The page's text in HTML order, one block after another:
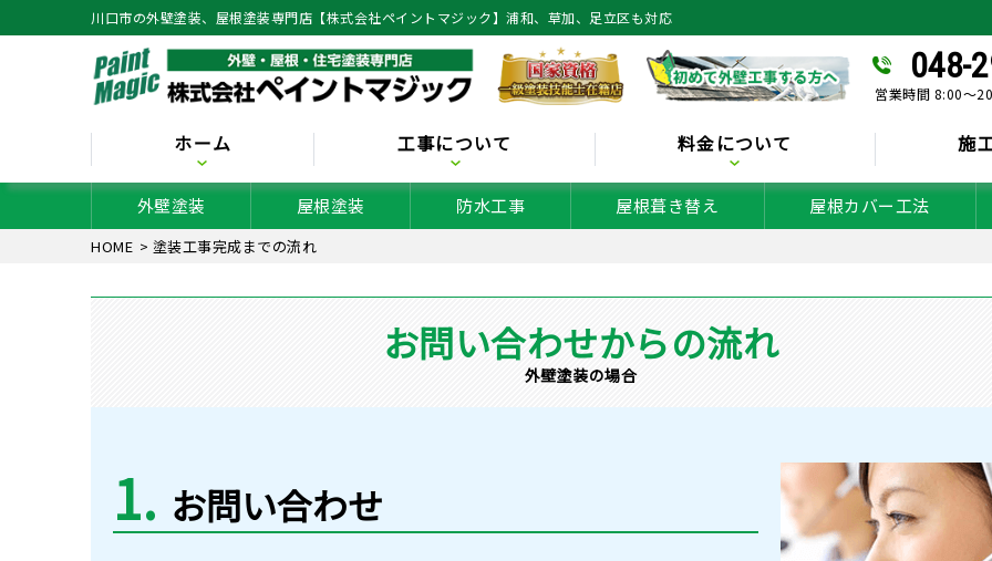
川口市の外壁塗装、屋根塗装専門店【株式会社ペイントマジック】浦和、草加、足立区も対応
048-
営業時間 8:00～
ホーム 工事について 料金について 施
外壁塗装 屋根塗装 防水工事 屋根葺き替え 屋根カバー工法
HOME > 塗装工事完成までの流れ
お問い合わせからの流れ
外壁塗装の場合
1 お問い合わせ